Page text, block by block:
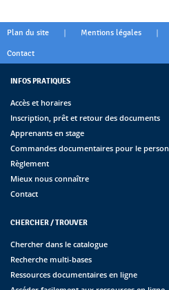
Plan du site | Mentions légales |
Contact
INFOS PRATIQUES
Accès et horaires
Inscription, prêt et retour des documents
Apprenants en stage
Commandes documentaires pour le
Règlement
Mieux nous connaître
Contact
CHERCHER / TROUVER
Chercher dans le catalogue
Recherche multi-bases
Ressources documentaires en ligne